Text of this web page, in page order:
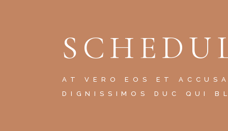
AT VERO EOS ET
DIGNISSIMOS DUC QUI